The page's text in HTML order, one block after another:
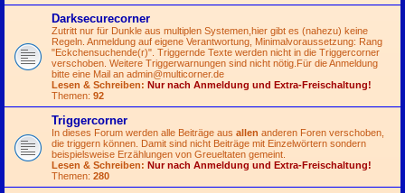
Darksecurecorner
Zutritt nur für Dunkle aus multiplen Systemen,hier gibt es (nahezu) keine
Regeln. Anmeldung auf eigene Verantwortung, Minimalvoraussetzung: Rang
"Eckchensuchende(r)". Triggernde Texte werden nicht in die Triggercorner
verschoben. Weitere Triggerwarnungen sind nicht nötig.Für die Anmeldung
bitte eine Mail an admin@multicorner.de
Lesen & Schreiben: Nur nach Anmeldung und Extra-Freischaltung!
Themen: 92
Triggercorner
In dieses Forum werden alle Beiträge aus allen anderen Foren verschoben,
die triggern können. Damit sind nicht Beiträge mit Einzelwörtern sondern
beispielsweise Erzählungen von Greueltaten gemeint.
Lesen & Schreiben: Nur nach Anmeldung und Extra-Freischaltung!
Themen: 280